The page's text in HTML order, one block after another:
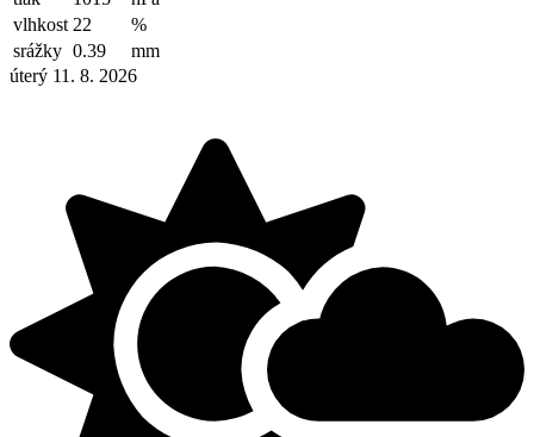
vlhkost 22
%
srážky 0.39
mm
úterý 11. 8. 2026